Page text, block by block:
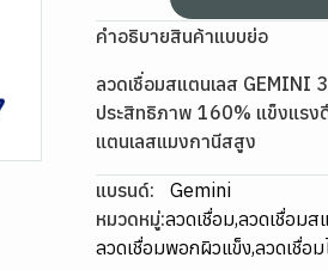
คำอธิบายสินค้าแบบย่อ
ลวดเชื่อมสแตนเลส
ประสิทธิภาพ 160% แข็งแรง
แตนเลสแมงกานีสสูง
แบรนด์:
Gemini
หมวดหมู่:ลวดเชื่อม,ลวดเชื่อมส
ลวดเชื่อมพอกผิวแข็ง,ลวดเชื่อ